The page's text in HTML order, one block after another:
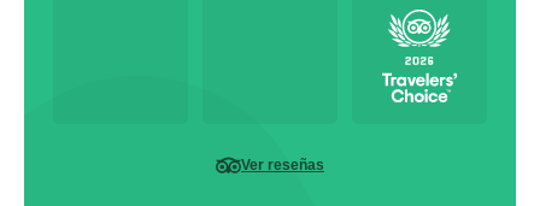
Ver reseñas